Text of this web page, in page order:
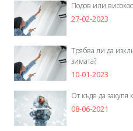
Подов или
27-02-2023
Трябва ли да
зимата?
10-01-2023
От къде да закупя
08-06-2021